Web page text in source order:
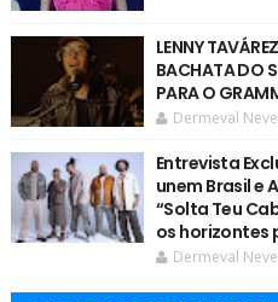
LENNY
BACHATA DO
PARA O
Dermeval
Entrevista
unem Brasil e
“Solta Teu
os horizontes
Dermeval